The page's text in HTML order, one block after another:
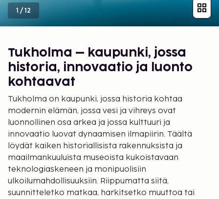
1 /12
Tukholma – kaupunki, jossa
historia, innovaatio ja luonto
kohtaavat
Tukholma on kaupunki, jossa historia kohtaa
modernin elämän, jossa vesi ja vihreys ovat
luonnollinen osa arkea ja jossa kulttuuri ja
innovaatio luovat dynaamisen ilmapiirin. Täältä
löydät kaiken historiallisista rakennuksista ja
maailmankuuluista museoista kukoistavaan
teknologiaskeneen ja monipuolisiin
ulkoilumahdollisuuksiin. Riippumatta siitä,
suunnitteletko matkaa, harkitsetko muuttoa tai